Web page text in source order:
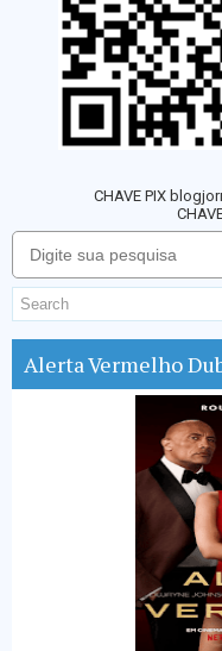
CHAVE PIX
Alerta Vermelho